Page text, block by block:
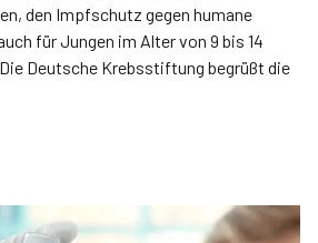
den Impfschutz gegen humane
für Jungen im Alter von 9 bis 14
Deutsche Krebsstiftung begrüßt die